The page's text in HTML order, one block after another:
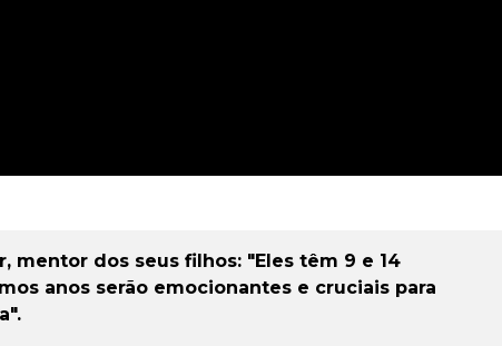
mentor dos seus filhos: "Eles têm 9 e 14
anos serão emocionantes e cruciais para